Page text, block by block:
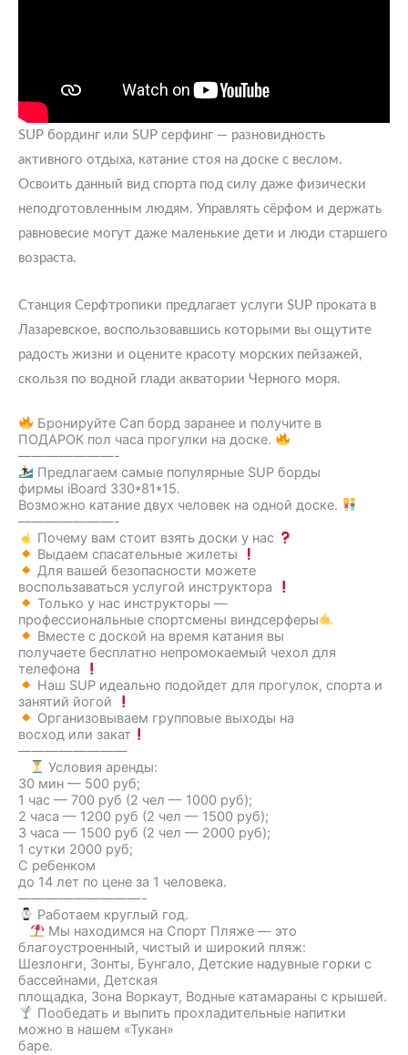
SUP бординг или SUP серфинг — разновидность
активного отдыха, катание стоя на доске с веслом.
Освоить данный вид спорта под силу даже физически
неподготовленным людям. Управлять сёрфом и держать
равновесие могут даже маленькие дети и люди старшего
возраста.
Станция Серфтропики предлагает услуги SUP проката в
Лазаревское, воспользовавшись которыми вы ощутите
радость жизни и оцените красоту морских пейзажей,
скользя по водной глади акватории Черного моря.
Бронируйте Сап борд заранее и получите в
ПОДАРОК пол часа прогулки на доске.
———————-
‍ Предлагаем самые популярные SUP борды
фирмы iBoard 330*81*15.
Возможно катание двух человек на одной доске.
———————-
Почему вам стоит взять доски у нас
Выдаем спасательные жилеты
Для вашей безопасности можете
воспользаваться услугой инструктора
Только у нас инструкторы —
профессиональные спортсмены виндсерферы
Вместе с доской на время катания вы
получаете бесплатно непромокаемый чехол для
телефона
Наш SUP идеально подойдет для прогулок, спорта и
занятий йогой
Организовываем групповые выходы на
восход или закат
————————
Условия аренды:
30 мин — 500 руб;
1 час — 700 руб (2 чел — 1000 руб);
2 часа — 1200 руб (2 чел — 1500 руб);
3 часа — 1500 руб (2 чел — 2000 руб);
1 сутки 2000 руб;
С ребенком
до 14 лет по цене за 1 человека.
—————————-
Работаем круглый год.
Мы находимся на Спорт Пляже — это
благоустроенный, чистый и широкий пляж:
Шезлонги, Зонты, Бунгало, Детские надувные горки с
бассейнами, Детская
площадка, Зона Воркаут, Водные катамараны с крышей.
Пообедать и выпить прохладительные напитки
можно в нашем «Тукан»
баре.